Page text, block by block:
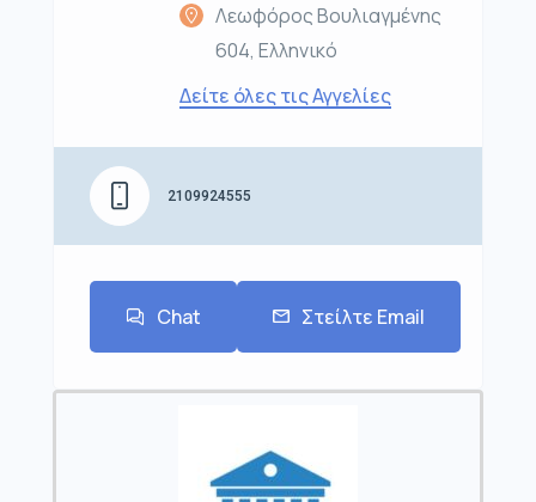
Λεωφόρος Βουλιαγμένης
604, Ελληνικό
Δείτε όλες τις Αγγελίες
2109924555
Chat Στείλτε Email